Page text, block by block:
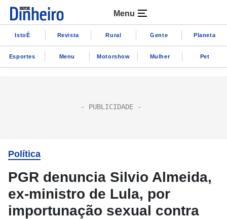
Menu
IstoÉ Revista Rural Gente Planeta
Esportes Menu Motorshow Mulher Pet
Política
PGR denuncia Silvio Almeida,
ex-ministro de Lula, por
importunação sexual contra